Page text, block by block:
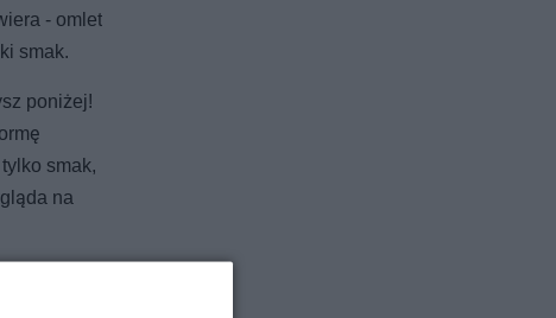
- omlet
smak.
poniżej!
smak,
na